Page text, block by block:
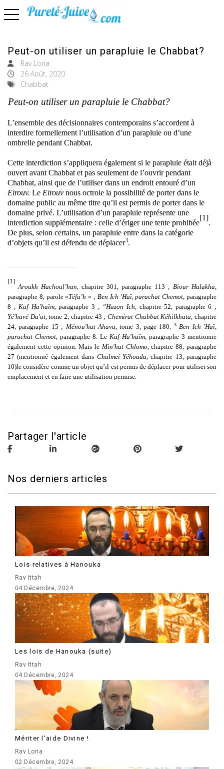
basculer la navigation
Peut-on utiliser un parapluie le Chabbat?
Rav Loria
26 Août, 2020
Chabbat
Peut-on utiliser un parapluie le Chabbat?
L’ensemble des décisionnaires contemporains s’accordent à
interdire formellement l’utilisation d’un parapluie ou d’une
ombrelle pendant Chabbat.
Cette interdiction s’appliquera également si le parapluie était déjà
ouvert avant Chabbat et pas seulement de l’ouvrir pendant
Chabbat, ainsi que de l’utiliser dans un endroit entouré d’un
Eirouv. Le Eirouv nous octroie la possibilité de porter dans le
domaine public au même titre qu’il est permis de porter dans le
domaine privé. L’utilisation d’un parapluie représente une
interdiction supplémentaire : celle d’ériger une tente prohibée
[1]
.
De plus, selon certains, un parapluie entre dans la catégorie
d’objets qu’il est défendu de déplacer3.
[1]
Aroukh Hachoul’han , chapitre 301, paragraphe 113 ; Biour Halakha
paragraphe 8, parole «Téfa’h » ; Ben Ich 'Haï, parachat Chemot , paragraphe
8 ; Kaf Ha'haïm, paragraphe 3 ; ‘'Hazon Ich , chapitre 52, paragraphe 6 ;
Yé'havé Da'at, tome 2, chapitre 43 ; Chemirat Chabbat Kéhilkhata , chapitre
24, paragraphe 15 ; Ménou'hat Ahava , tome 3, page 180. 3 Ben Ich 'Haï,
parachat Chemot , paragraphe 8. Le Kaf Ha'haïm , paragraphe 3 mentionne
également cette opinion. Mais le Min'hat Chlomo , chapitre 88, paragraphe
27 (mentionné également dans Chalmei Yéhouda,chapitre 13, paragraphe
10)le considère comme un objet qu’il est permis de déplacer pour utiliser son
emplacement et en faire une utilisation permise.
Partager l'article
Nos derniers articles
Lois relatives à Hanouka
Rav Ittah
04 Décembre, 2024
Les lois de Hanouka (suite)
Rav Ittah
04 Décembre, 2024
Mériter l'aide Divine !
Rav Loria
02 Décembre, 2024